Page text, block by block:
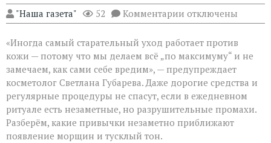
"Наша газета" 52 Комментарии к
записи
думаете,
что
ухаживаете,
а
на
деле
ускоряете
старение»:
косметолог
отключены
«Иногда самый старательный уход работает против
кожи — потому что мы делаем всё „по максимуму“ и не
замечаем, как сами себе вредим», — предупреждает
косметолог Светлана Губарева. Даже дорогие средства и
регулярные процедуры не спасут, если в ежедневном
ритуале есть незаметные, но разрушительные промахи.
Разберём, какие привычки незаметно приближают
появление морщин и тусклый тон.